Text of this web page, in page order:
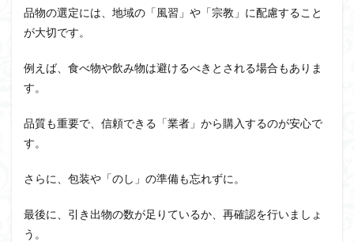
品物の選定には、地域の「風習」や「宗教」に配慮すること
が大切です。
例えば、食べ物や飲み物は避けるべきとされる場合もありま
す。
品質も重要で、信頼できる「業者」から購入するのが安心で
す。
さらに、包装や「のし」の準備も忘れずに。
最後に、引き出物の数が足りているか、再確認を行いましょ
う。